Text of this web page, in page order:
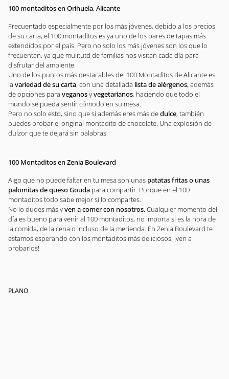
100 montaditos en Orihuela, Alicante
Frecuentado especialmente por los más jóvenes, debido a los precios
de su carta, el 100 montaditos es ya uno de los bares de tapas más
extendidos por el país. Pero no solo los más jóvenes son los que lo
frecuentan, ya que mulitutd de familias nos visitan cada día para
disfrutar del ambiente.
Uno de los puntos más destacables del 100 Montaditos de Alicante es
la variedad de su carta, con una detallada lista de alérgenos,además
de opciones para veganosyvegetarianos, haciendo que todo el
mundo se pueda sentir cómodo en su mesa.
Pero no solo esto, sino que si además eres más dedulce, también
puedes probar el original montadito de chocolate. Una explosión de
dulzor que te dejará sin palabras.
100 Montaditos en Zenia Boulevard
Algo que no puede faltar en tu mesa son unas patatas fritas o unas
palomitas de queso Gouda para compartir. Porque en el 100
montaditos todo sabe mejor si lo compartes.
No lo dudes más yven a comer con nosotros.Cualquier momento del
día es bueno para venir al 100 montaditos, no importa si es la hora de
la comida, de la cena o incluso de la merienda. En Zenia Boulevard te
estamos esperando con los montaditos más deliciosos, ¡ven a
probarlos!
PLANO